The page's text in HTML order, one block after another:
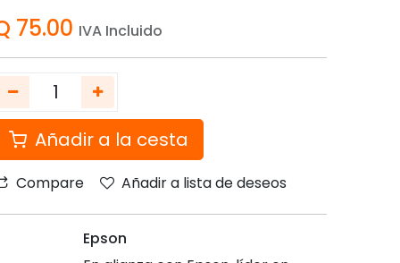
75.00 IVA Incluido
Añadir a la cesta
Compare Añadir a lista de deseos
Epson